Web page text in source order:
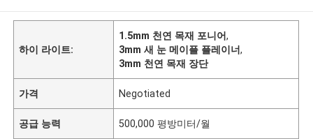
하이 라이트:
1.5mm 천연 목재 포니어,
3mm 새 눈 메이플 플레이너,
3mm 천연 목재 장단
가격 Negotiated
공급 능력 500,000 평방미터/월